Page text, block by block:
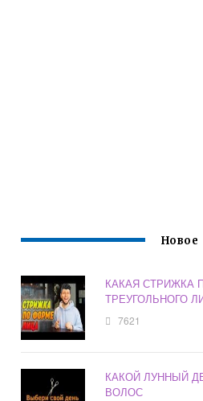
Новое
КАКАЯ СТРИЖКА
ТРЕУГОЛЬНОГО
7621
КАКОЙ ЛУННЫЙ
ВОЛОС